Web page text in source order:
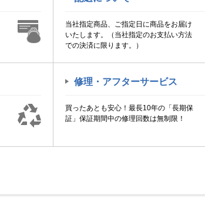
当社指定商品、ご指定日に商品をお届け
いたします。（当社指定のお支払い方法
での決済に限ります。）
修理・アフターサービス
買ったあとも安心！最長10年の「長期保
証」保証期間中の修理回数は無制限！